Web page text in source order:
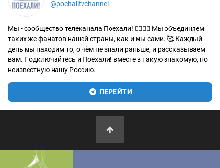
@poehalitvchannel
Мы - сообщество телеканала Поехали! 🙋‍♂️🙋‍♀️ Мы объединяем
таких же фанатов нашей страны, как и мы сами. 🥰 Каждый
день мы находим то, о чём не знали раньше, и рассказываем
вам. Подключайтесь и Поехали! вместе в такую знакомую, но
неизвестную нашу Россию.
ПЕРЕЙТИ